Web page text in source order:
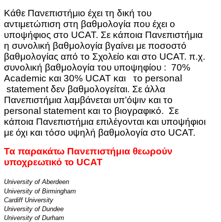
Κάθε Πανεπιστήμιο έχει τη δική του
αντιμετώπιση στη βαθμολογία που έχει ο
υποψήφιος στο UCAT. Σε κάποια Πανεπιστήμια
η συνολική βαθμολογία βγαίνει με ποσοστό
βαθμολογίας από το Σχολείο και στο UCAT. π.χ.
συνολική βαθμολογία του υποψηφίου : 70%
Academic και 30% UCAT και το personal
statement δεν βαθμολογείται. Σε άλλα
Πανεπιστήμια λαμβάνεται υπ’όψιν και το
personal statement και το βιογραφικό. Σε
κάποια Πανεπιστήμια επιλέγονται και υποψήφιοι
με όχι και τόσο υψηλή βαθμολογία στο UCAT.
Τα παρακάτω Πανεπιστήμια θεωρούν
υποχρεωτικό το UCAT
University of Aberdeen
University of Birmingham
Cardiff University
University of Dundee
University of Durham